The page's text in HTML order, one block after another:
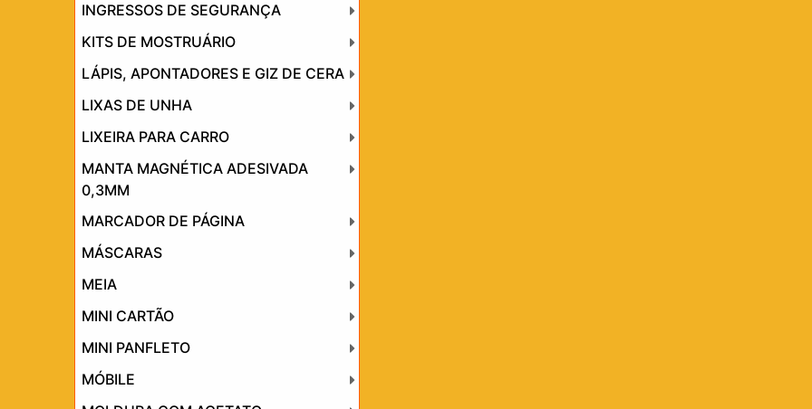
INGRESSOS DE SEGURANÇA
KITS DE MOSTRUÁRIO
LÁPIS, APONTADORES E GIZ DE CERA
LIXAS DE UNHA
LIXEIRA PARA CARRO
MANTA MAGNÉTICA ADESIVADA
0,3MM
MARCADOR DE PÁGINA
MÁSCARAS
MEIA
MINI CARTÃO
MINI PANFLETO
MÓBILE